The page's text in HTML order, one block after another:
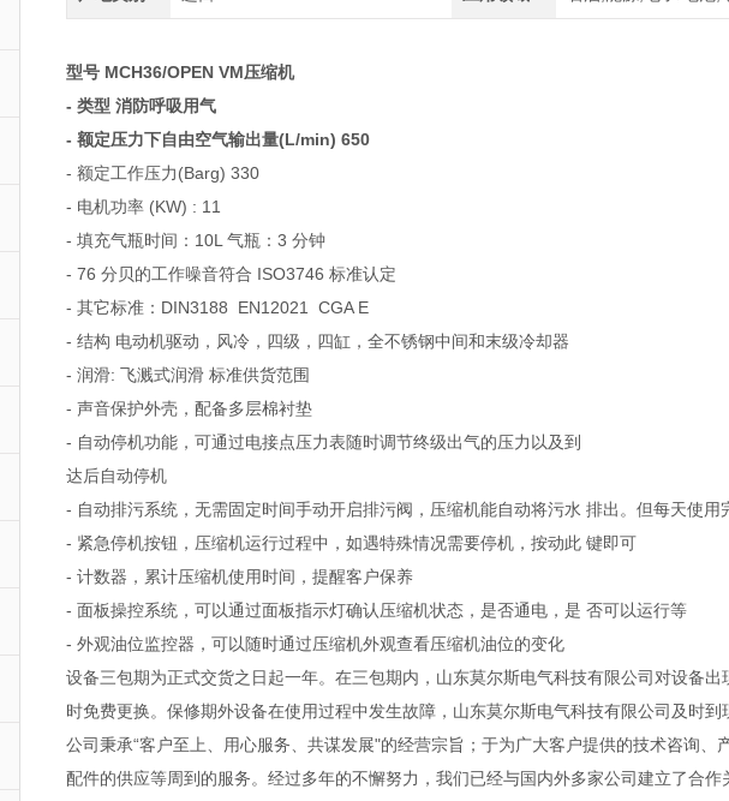
型号 MCH36/OPEN VM压缩机
- 类型 消防呼吸用气
- 额定压力下自由空气输出量(L/min) 650
- 额定工作压力(Barg) 330
- 电机功率 (KW) : 11
- 填充气瓶时间：10L 气瓶：3 分钟
- 76 分贝的工作噪音符合 ISO3746 标准认定
- 其它标准：DIN3188 EN12021 CGA E
- 结构 电动机驱动，风冷，四级，四缸，全不锈钢中间和末级冷却器
- 润滑: 飞溅式润滑 标准供货范围
- 声音保护外壳，配备多层棉衬垫
- 自动停机功能，可通过电接点压力表随时调节终级出气的压力以及到
达后自动停机
- 自动排污系统，无需固定时间手动开启排污阀，压缩机能自动将污水 排出。但每天使用
- 紧急停机按钮，压缩机运行过程中，如遇特殊情况需要停机，按动此 键即可
- 计数器，累计压缩机使用时间，提醒客户保养
- 面板操控系统，可以通过面板指示灯确认压缩机状态，是否通电，是 否可以运行等
- 外观油位监控器，可以随时通过压缩机外观查看压缩机油位的变化
设备三包期为正式交货之日起一年。在三包期内，山东莫尔斯电气科技有限公司对设备
时免费更换。保修期外设备在使用过程中发生故障，山东莫尔斯电气科技有限公司及时到
公司秉承“客户至上、用心服务、共谋发展"的经营宗旨；于为广大客户提供的技术咨询
配件的供应等周到的服务。经过多年的不懈努力，我们已经与国内外多家公司建立了合